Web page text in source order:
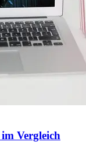
Vergleich